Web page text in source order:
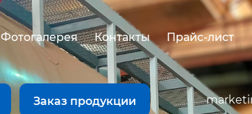
Фотогалерея Контакты Прайс-лист
Заказ продукции